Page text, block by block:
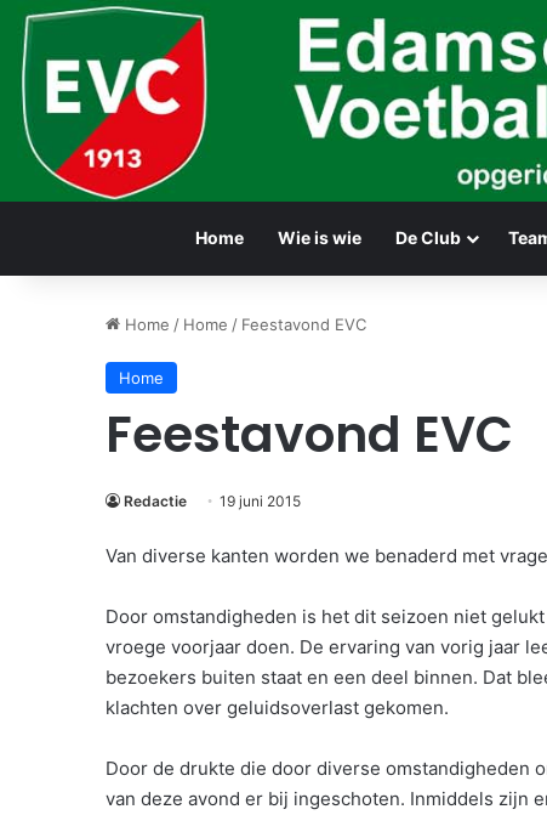
Home Wie is wie De Club
Home / Home / Feestavond EVC
Home
Feestavond EVC
Redactie 19 juni 2015
Van diverse kanten worden we benaderd met
Door omstandigheden is het dit seizoen niet
vroege voorjaar doen. De ervaring van vorig jaar
bezoekers buiten staat en een deel binnen. Dat
klachten over geluidsoverlast gekomen.
Door de drukte die door diverse omstandigheden
van deze avond er bij ingeschoten. Inmiddels zijn